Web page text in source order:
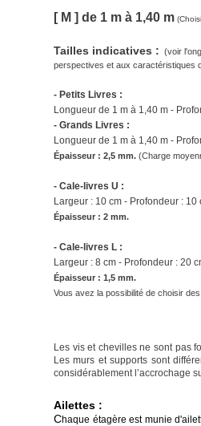
[ M ] de 1 m à 1,40 m
Tailles indicatives : (voir
perspectives et aux caractéristiques
- Petits Livres :
Longueur de 1 m à 1,40 m -
- Grands Livres :
Longueur de 1 m à 1,40 m -
Épaisseur : 2,5 mm. (Charge
- Cale-livres U :
Largeur : 10 cm - Profondeur : 10
Épaisseur : 2 mm.
- Cale-livres L :
Largeur : 8 cm - Profondeur : 20
Épaisseur : 1,5 mm.
Vous avez la possibilité de choisir
Les vis et chevilles ne sont pas
Les murs et supports sont
considérablement l’accrochage
Ailettes :
Chaque étagère est munie